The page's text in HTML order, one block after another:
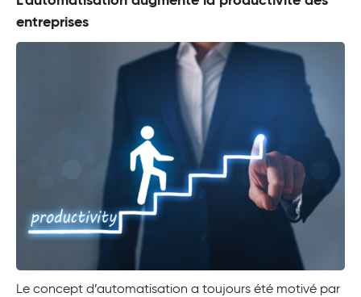
entreprises
Le concept d’automatisation a toujours été motivé par